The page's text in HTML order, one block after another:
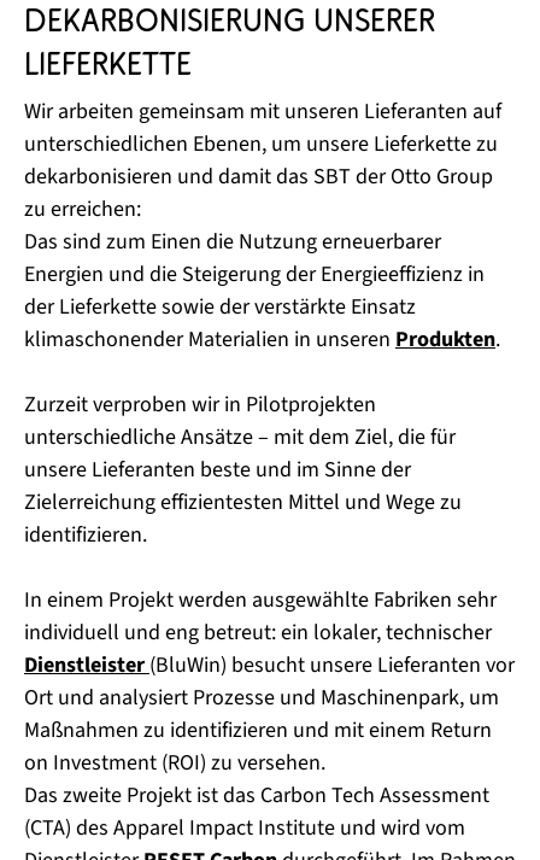
Dekarbonisierung unserer
Lieferkette
Wir arbeiten gemeinsam mit unseren Lieferanten auf
unterschiedlichen Ebenen, um unsere Lieferkette zu
dekarbonisieren und damit das SBT der Otto Group
zu erreichen:
Das sind zum Einen die Nutzung erneuerbarer
Energien und die Steigerung der Energieeffizienz in
der Lieferkette sowie der verstärkte Einsatz
klimaschonender Materialien in unseren Produkten.
Zurzeit verproben wir in Pilotprojekten
unterschiedliche Ansätze – mit dem Ziel, die für
unsere Lieferanten beste und im Sinne der
Zielerreichung effizientesten Mittel und Wege zu
identifizieren.
In einem Projekt werden ausgewählte Fabriken sehr
individuell und eng betreut: ein lokaler, technischer
Dienstleister(BluWin) besucht unsere Lieferanten vor
Ort und analysiert Prozesse und Maschinenpark, um
Maßnahmen zu identifizieren und mit einem Return
on Investment (ROI) zu versehen.
Das zweite Projekt ist das Carbon Tech Assessment
(CTA) des Apparel Impact Institute und wird vom